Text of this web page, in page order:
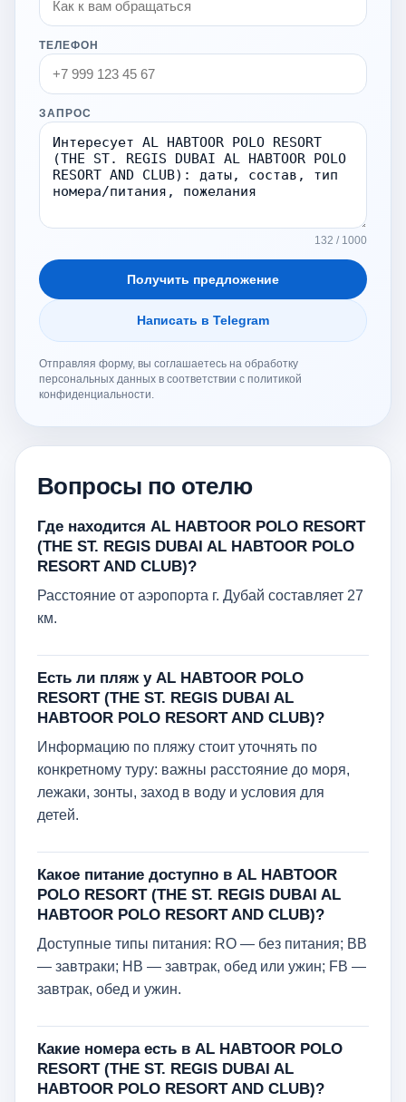
ТЕЛЕФОН
ЗАПРОС
132 / 1000
Получить предложение
Написать в Telegram
Отправляя форму, вы соглашаетесь на обработку
персональных данных в соответствии с политикой
конфиденциальности.
Вопросы по отелю
Где находится AL HABTOOR POLO RESORT
(THE ST. REGIS DUBAI AL HABTOOR POLO
RESORT AND CLUB)?
Расстояние от аэропорта г. Дубай составляет 27
км.
Есть ли пляж у AL HABTOOR POLO
RESORT (THE ST. REGIS DUBAI AL
HABTOOR POLO RESORT AND CLUB)?
Информацию по пляжу стоит уточнять по
конкретному туру: важны расстояние до моря,
лежаки, зонты, заход в воду и условия для
детей.
Какое питание доступно в AL HABTOOR
POLO RESORT (THE ST. REGIS DUBAI AL
HABTOOR POLO RESORT AND CLUB)?
Доступные типы питания: RO — без питания; ВВ
— завтраки; НВ — завтрак, обед или ужин; FB —
завтрак, обед и ужин.
Какие номера есть в AL HABTOOR POLO
RESORT (THE ST. REGIS DUBAI AL
HABTOOR POLO RESORT AND CLUB)?